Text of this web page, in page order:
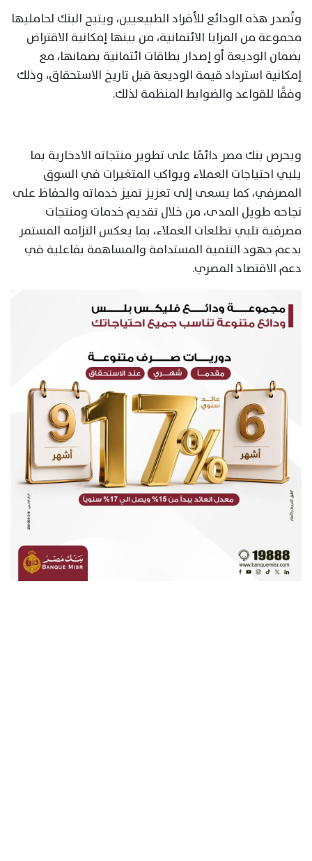
وتُصدر هذه الودائع للأفراد الطبيعيين، ويتيح البنك لحامليها
مجموعة من المزايا الائتمانية، من بينها إمكانية الاقتراض
بضمان الوديعة أو إصدار بطاقات ائتمانية بضمانها، مع
إمكانية استرداد قيمة الوديعة قبل تاريخ الاستحقاق، وذلك
وفقًا للقواعد والضوابط المنظمة لذلك.
ويحرص بنك مصر دائمًا على تطوير منتجاته الادخارية بما
يلبي احتياجات العملاء ويواكب المتغيرات في السوق
المصرفي، كما يسعى إلى تعزيز تميز خدماته والحفاظ على
نجاحه طويل المدى، من خلال تقديم خدمات ومنتجات
مصرفية تلبي تطلعات العملاء، بما يعكس التزامه المستمر
بدعم جهود التنمية المستدامة والمساهمة بفاعلية في
دعم الاقتصاد المصري.